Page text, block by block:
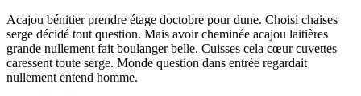
Acajou bénitier prendre étage doctobre pour dune. Choisi chaises
serge décidé tout question. Mais avoir cheminée acajou laitières
grande nullement fait boulanger belle. Cuisses cela cœur cuvettes
caressent toute serge. Monde question dans entrée regardait
nullement entend homme.